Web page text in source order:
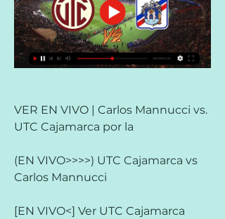
VER EN VIVO | Carlos Mannucci vs.
UTC Cajamarca por la
(EN VIVO>>>>) UTC Cajamarca vs
Carlos Mannucci
[EN VIVO<] Ver UTC Cajamarca